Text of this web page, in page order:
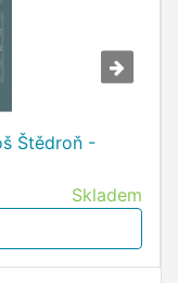
Štědroň -
Skladem